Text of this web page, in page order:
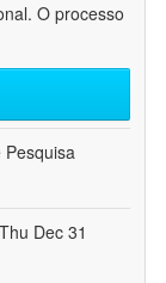
O processo
Pesquisa
Dec 31